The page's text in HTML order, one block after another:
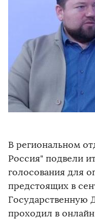
В региональном
Россия" подвели
голосования для
предстоящих в
Государственную
проходил в